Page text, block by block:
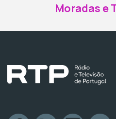
Moradas e